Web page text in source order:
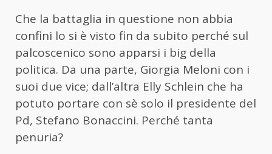
Che la battaglia in questione non abbia
confini lo si è visto fin da subito perché sul
palcoscenico sono apparsi i big della
politica. Da una parte, Giorgia Meloni con i
suoi due vice; dall’altra Elly Schlein che ha
potuto portare con sè solo il presidente del
Pd, Stefano Bonaccini. Perché tanta
penuria?